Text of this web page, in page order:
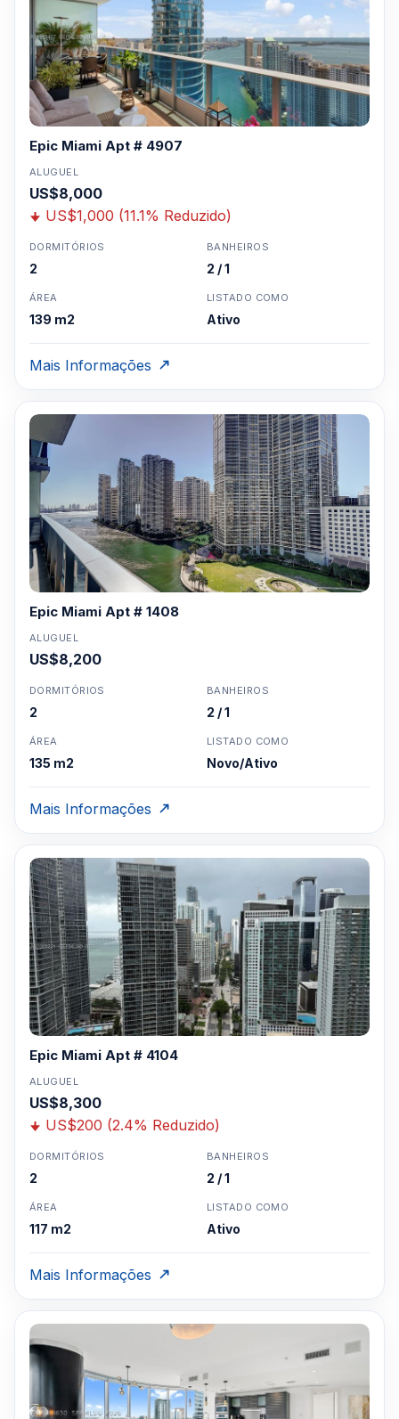
Epic Miami Apt # 4907
ALUGUEL
US$8,000
US$1,000 (11.1% Reduzido)
DORMITÓRIOS
2
BANHEIROS
2 / 1
ÁREA
139 m2
LISTADO COMO
Ativo
Mais Informações
Epic Miami Apt # 1408
ALUGUEL
US$8,200
DORMITÓRIOS
2
BANHEIROS
2 / 1
ÁREA
135 m2
LISTADO COMO
Novo/Ativo
Mais Informações
Epic Miami Apt # 4104
ALUGUEL
US$8,300
US$200 (2.4% Reduzido)
DORMITÓRIOS
2
BANHEIROS
2 / 1
ÁREA
117 m2
LISTADO COMO
Ativo
Mais Informações